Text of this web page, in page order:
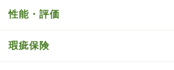
性能・評価
瑕疵保険